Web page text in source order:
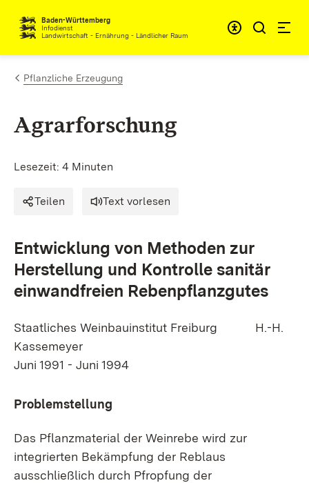
Zum Inhalt springen
Baden-Württemberg
Infodienst
Landwirtschaft - Ernährung - Ländlicher Raum
Pflanzliche Erzeugung
Agrarforschung
Lesezeit: 4 Minuten
Teilen Text vorlesen
Entwicklung von Methoden zur
Herstellung und Kontrolle sanitär
einwandfreien Rebenpflanzgutes
Staatliches Weinbauinstitut Freiburg H.-H.
Kassemeyer
Juni 1991 - Juni 1994
Problemstellung
Das Pflanzmaterial der Weinrebe wird zur
integrierten Bekämpfung der Reblaus
ausschließlich durch Pfropfung der